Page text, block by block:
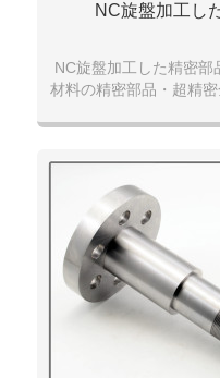
NC旋盤加工し
NC旋盤加工した精密部
材料の精密部品・超精